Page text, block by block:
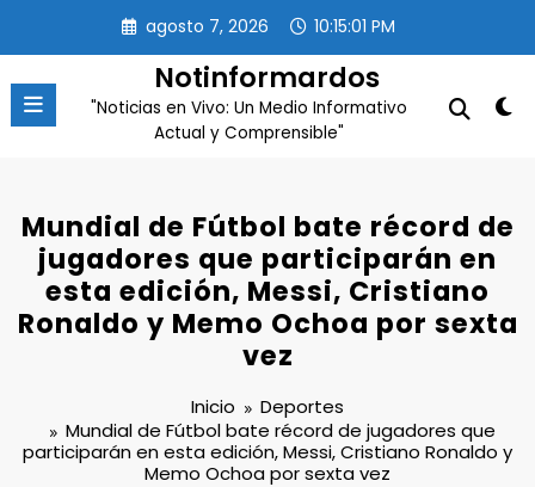
contenido
agosto 7, 2026 10:15:01 PM
Notinformardos
"Noticias en Vivo: Un Medio Informativo
Actual y Comprensible"
Mundial de Fútbol bate récord de
jugadores que participarán en
esta edición, Messi, Cristiano
Ronaldo y Memo Ochoa por sexta
vez
Inicio
Deportes
Mundial de Fútbol bate récord de jugadores que
participarán en esta edición, Messi, Cristiano Ronaldo y
Memo Ochoa por sexta vez